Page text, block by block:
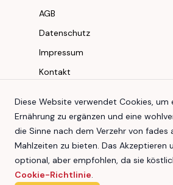
AGB
Datenschutz
Impressum
Kontakt
Instagram
Facebook
Youtube
TikTok
Diese Website verwendet Cookies, um
Ernährung zu ergänzen und eine
die Sinne nach dem Verzehr von fades
Mahlzeiten zu bieten. Das Akzeptieren
optional, aber empfohlen, da sie
Cookie-Richtlinie.